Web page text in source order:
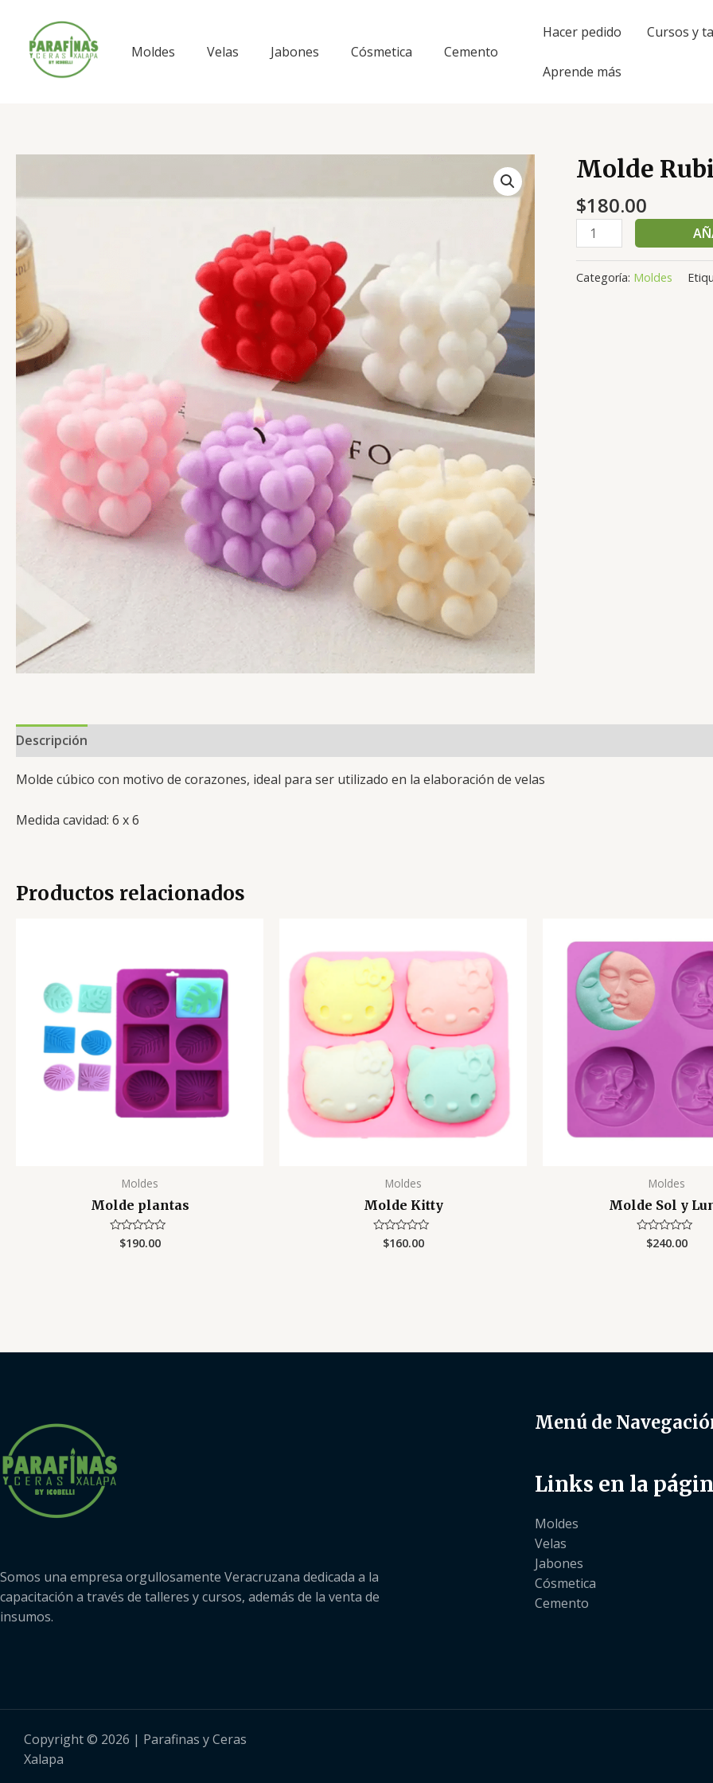
contenido
Moldes Velas Jabones Cósmetica Cemento
Hacer pedido Cursos y
Aprende más
Molde
$180.00
Molde
Rubik
corazones
cantidad
Categoría: Moldes
Descripción
Molde cúbico con motivo de corazones, ideal para ser utilizado en la elaboración de velas
Medida cavidad: 6 x 6
Productos relacionados
Moldes
Molde plantas
Valorado
con
$190.00
Moldes
Molde Kitty
Valorado
con
$160.00
Moldes
Molde Sol y
Valorado
con
$240.00
Somos una empresa orgullosamente Veracruzana dedicada a la
capacitación a través de talleres y cursos, además de la venta de
insumos.
Menú de
Links en la
Moldes
Velas
Jabones
Cósmetica
Cemento
Copyright © 2026 | Parafinas y Ceras
Xalapa